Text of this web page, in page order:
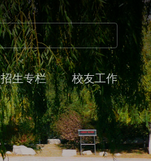
招生专栏 校友工作